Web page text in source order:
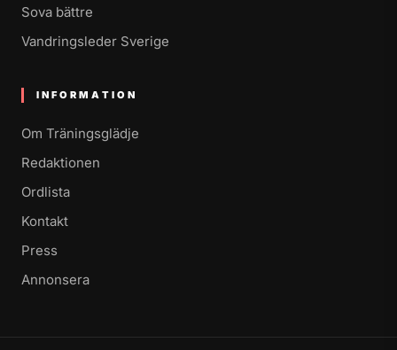
Sova bättre
Vandringsleder Sverige
INFORMATION
Om Träningsglädje
Redaktionen
Ordlista
Kontakt
Press
Annonsera